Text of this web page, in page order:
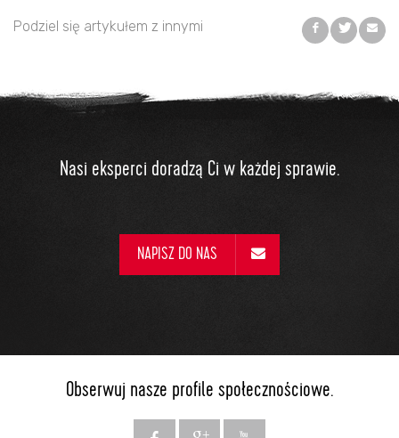
Podziel się artykułem z innymi
Nasi eksperci doradzą Ci w każdej sprawie.
NAPISZ DO NAS
Obserwuj nasze profile społecznościowe.